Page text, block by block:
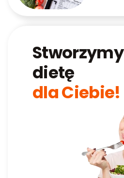
Stworzymy
dietę
dla Ciebie!